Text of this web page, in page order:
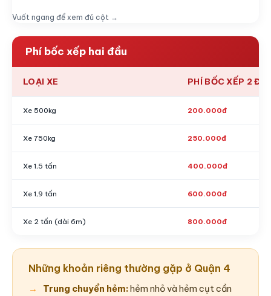
Vuốt ngang để xem đủ cột →
Phí bốc xếp hai đầu
LOẠI XE PHÍ BỐC XẾP 2
Xe 500kg 200.000đ
Xe 750kg 250.000đ
Xe 1,5 tấn 400.000đ
Xe 1,9 tấn 600.000đ
Xe 2 tấn (dài 6m) 800.000đ
Những khoản riêng thường gặp ở Quận 4
Trung chuyển hẻm:hẻm nhỏ và hẻm cụt cần